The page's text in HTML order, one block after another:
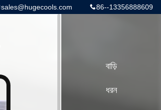
86--13356888609
sales@hugecools.com
বাড়ি
ধরন